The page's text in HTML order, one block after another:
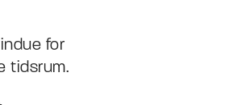
for
tidsrum.